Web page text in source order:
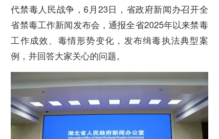
代禁毒人民战争，6月23日，省政府新闻办召开全
省禁毒工作新闻发布会，通报全省2025年以来禁毒
工作成效、毒情形势变化，发布缉毒执法典型案
例，并回答大家关心的问题。